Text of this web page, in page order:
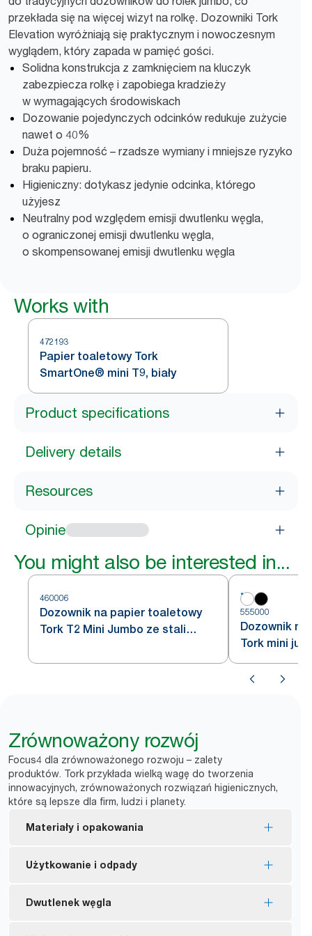
przekłada się na więcej wizyt na rolkę. Dozowniki Tork
Elevation wyróżniają się praktycznym i nowoczesnym
wyglądem, który zapada w pamięć gości.
Solidna konstrukcja z zamknięciem na kluczyk
zabezpiecza rolkę i zapobiega kradzieży
w wymagających środowiskach
Dozowanie pojedynczych odcinków redukuje zużycie
nawet o 40%
Duża pojemność – rzadsze wymiany i mniejsze ryzyko
braku papieru.
Higieniczny: dotykasz jedynie odcinka, którego
użyjesz
Neutralny pod względem emisji dwutlenku węgla,
o ograniczonej emisji dwutlenku węgla,
o skompensowanej emisji dwutlenku węgla
Works with
472193
Papier toaletowy Tork
SmartOne® mini T9, biały
Product specifications
Delivery details
Resources
Opinie
You might also be interested in...
460006
Dozownik na papier toaletowy
Tork T2 Mini Jumbo ze stali
555000
Dozownik
Tork mini
Zrównoważony rozwój
Focus4 dla zrównoważonego rozwoju – zalety
produktów. Tork przykłada wielką wagę do tworzenia
innowacyjnych, zrównoważonych rozwiązań higienicznych,
które są lepsze dla firm, ludzi i planety.
Materiały i opakowania
Wkłady z certyfikatem EU Ecolabel – mniejszy
Użytkowanie i odpady
Podwójny dozownik pomaga ograniczyć ilość
Dwutlenek węgla